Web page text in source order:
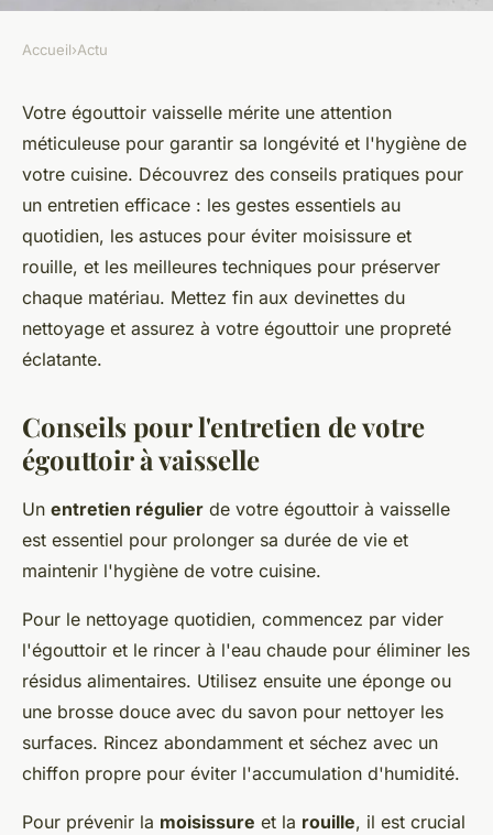
Egouttoir vaisselle : conseils
pour l'entretenir
jourdain•15 mars 2024 • 3 min de lecture
Accueil›Actu
Votre égouttoir vaisselle mérite une attention
méticuleuse pour garantir sa longévité et l'hygiène de
votre cuisine. Découvrez des conseils pratiques pour
un entretien efficace : les gestes essentiels au
quotidien, les astuces pour éviter moisissure et
rouille, et les meilleures techniques pour préserver
chaque matériau. Mettez fin aux devinettes du
nettoyage et assurez à votre égouttoir une propreté
éclatante.
Conseils pour l'entretien de votre
égouttoir à vaisselle
Un entretien régulier de votre égouttoir à vaisselle
est essentiel pour prolonger sa durée de vie et
maintenir l'hygiène de votre cuisine.
Pour le nettoyage quotidien, commencez par vider
l'égouttoir et le rincer à l'eau chaude pour éliminer les
résidus alimentaires. Utilisez ensuite une éponge ou
une brosse douce avec du savon pour nettoyer les
surfaces. Rincez abondamment et séchez avec un
chiffon propre pour éviter l'accumulation d'humidité.
Pour prévenir la moisissure et la rouille, il est crucial